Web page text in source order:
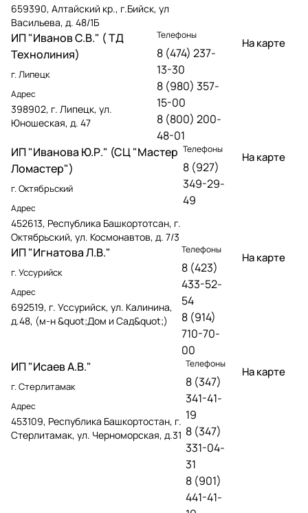
659390, Алтайский кр., г.Бийск, ул
Васильева, д. 48/1Б
ИП "Иванов С.В." ( ТД
Технолиния)
г. Липецк
Адрес
398902, г. Липецк, ул.
Юношеская, д. 47
Телефоны
8 (474) 237-
13-30
8 (980) 357-
15-00
8 (800) 200-
48-01
На карте
ИП "Иванова Ю.Р." (СЦ "Мастер
Ломастер")
г. Октябрьский
Адрес
452613, Республика Башкортотсан, г.
Октябрьский, ул. Космонавтов, д. 7/3
Телефоны
8 (927)
349-29-
49
На карте
ИП "Игнатова Л.В."
г. Уссурийск
Адрес
692519, г. Уссурийск, ул. Калинина,
д.48, (м-н &quot;Дом и Сад&quot;)
Телефоны
8 (423)
433-52-
54
8 (914)
710-70-
00
На карте
ИП "Исаев А.В."
г. Стерлитамак
Адрес
453109, Республика Башкортостан, г.
Стерлитамак, ул. Черноморская, д.31
Телефоны
8 (347)
341-41-
19
8 (347)
331-04-
31
8 (901)
441-41-
На карте